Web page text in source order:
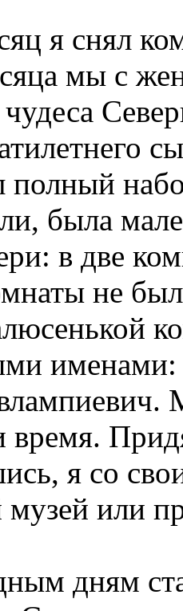
я снял
мы с
чудеса
полный
была
в две
не
время.
я со
музей или
дням